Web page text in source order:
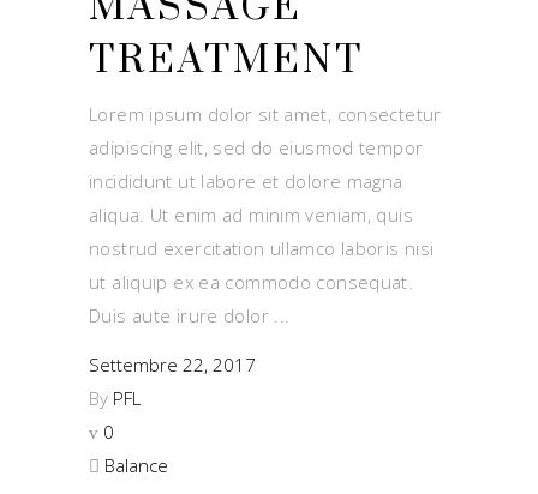
TREATMENT
Lorem ipsum dolor sit amet, consectetur
adipiscing elit, sed do eiusmod tempor
incididunt ut labore et dolore magna
aliqua. Ut enim ad minim veniam, quis
nostrud exercitation ullamco laboris nisi
ut aliquip ex ea commodo consequat.
Duis aute irure dolor
Settembre 22, 2017
By PFL
0
Balance